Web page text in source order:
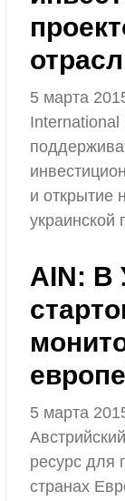
5 марта
International
и открытие
украинской
AIN: В
5 марта
ресурс для
странах